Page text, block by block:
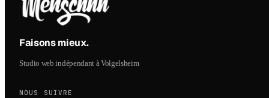
Faisons mieux.
Studio web indépendant à Volgelsheim
NOUS SUIVRE